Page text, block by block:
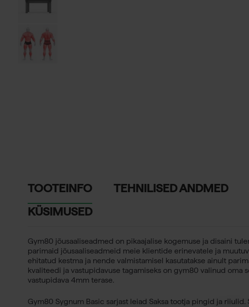
TOOTEINFO TEHNILISED ANDMED
KÜSIMUSED
Gym80 jõusaaliseadmed on pikaajalise kogemuse ja disaini
parimaid jõusaaliseadmeid meie klientide erinevatele ja
ehitatud kestma ja nende valmistamisel kasutatakse ainult
kvaliteedi ja vastupidavuse tagamiseks on gym80 valinud oma
vastupidava 4mm terase.
Gym80 Sygnum Basic sarjast leiad Saksa tootja pingid ja